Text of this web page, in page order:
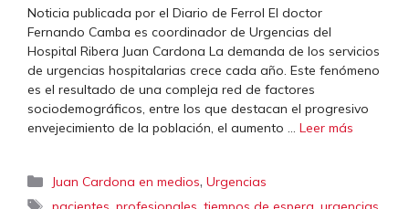
Noticia publicada por el Diario de Ferrol El doctor
Fernando Camba es coordinador de Urgencias del
Hospital Ribera Juan Cardona La demanda de los servicios
de urgencias hospitalarias crece cada año. Este fenómeno
es el resultado de una compleja red de factores
sociodemográficos, entre los que destacan el progresivo
envejecimiento de la población, el aumento … Leer más
Categorías
Juan Cardona en medios,Urgencias
Etiquetas